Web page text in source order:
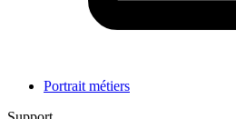
Portrait métiers